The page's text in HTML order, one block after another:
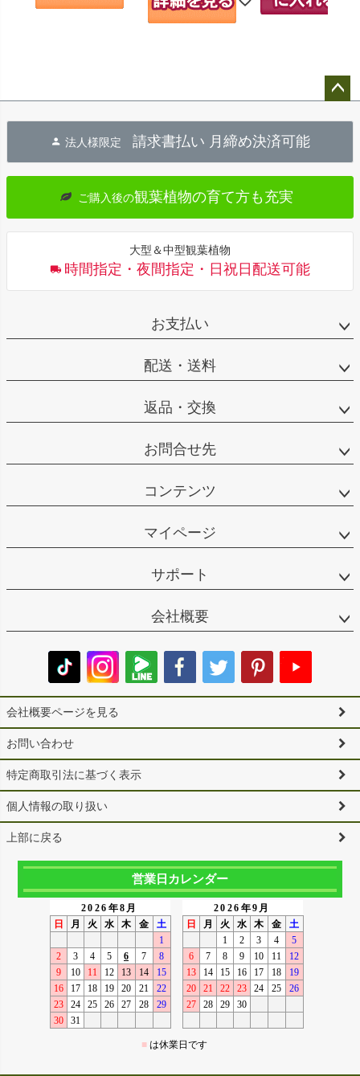
へ
法人様限定 請求書払い 月締め決済可能
ご購入後の観葉植物の育て方も充実
大型＆中型観葉植物
時間指定・夜間指定・日祝日配送可能
お支払い
配送・送料
返品・交換
お問合せ先
コンテンツ
マイページ
サポート
会社概要
会社概要ページを見る
お問い合わせ
特定商取引法に基づく表示
個人情報の取り扱い
上部に戻る
営業日カレンダー